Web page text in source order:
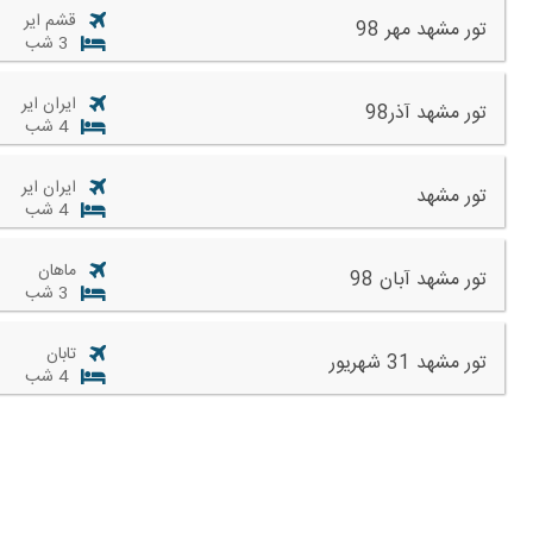
تور مشهد مهر 98 قشم ایر
تور مشهد آذر98 ایران ایر
4 شب
تور مشهد ایران ایر
4 شب
تور مشهد آبان 98 ماهان
تور مشهد 31 شهریور تابان
4 شب